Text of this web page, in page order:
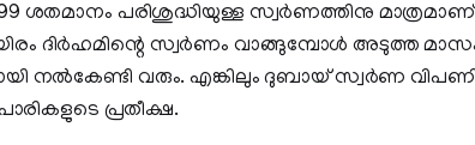
ശതമാനം പരിശുദ്ധിയുള്ള സ്വര്‍ണത്തിനു മാത്രമാണ്
ദിര്‍ഹമിന്റെ സ്വര്‍ണം വാങ്ങുമ്പോള്‍ അടുത്ത
നല്‍കേണ്ടി വരും. എങ്കിലും ദുബായ് സ്വര്‍ണ
പ്രതീക്ഷ.